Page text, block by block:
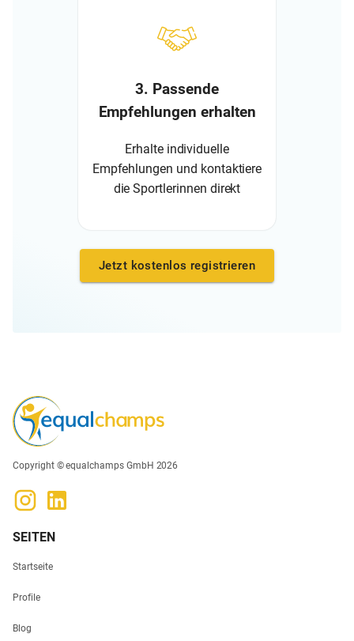
3. Passende
Empfehlungen erhalten
Erhalte individuelle
Empfehlungen und kontaktiere
die Sportlerinnen direkt
Jetzt kostenlos registrieren
Copyright © equalchamps GmbH 2026
SEITEN
Startseite
Profile
Blog